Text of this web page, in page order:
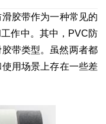
胶带作为一种常见的
作中。其中，PVC防
带类型。虽然两者都
用场景上存在一些差